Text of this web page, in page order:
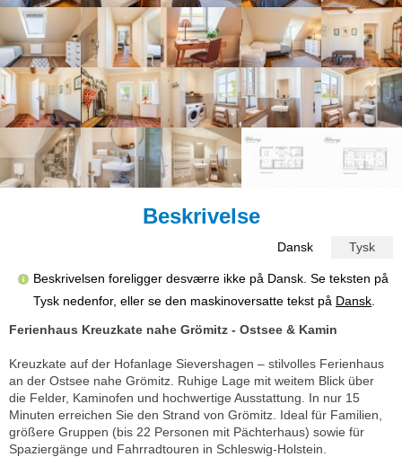
Beskrivelse
Dansk Tysk
Beskrivelsen foreligger desværre ikke på Dansk. Se teksten på
Tysk nedenfor, eller se den maskinoversatte tekst på Dansk
Ferienhaus Kreuzkate nahe Grömitz - Ostsee & Kamin
Kreuzkate auf der Hofanlage Sievershagen – stilvolles Ferienhaus
an der Ostsee nahe Grömitz. Ruhige Lage mit weitem Blick über
die Felder, Kaminofen und hochwertige Ausstattung. In nur 15
Minuten erreichen Sie den Strand von Grömitz. Ideal für Familien,
größere Gruppen (bis 22 Personen mit Pächterhaus) sowie für
Spaziergänge und Fahrradtouren in Schleswig-Holstein.